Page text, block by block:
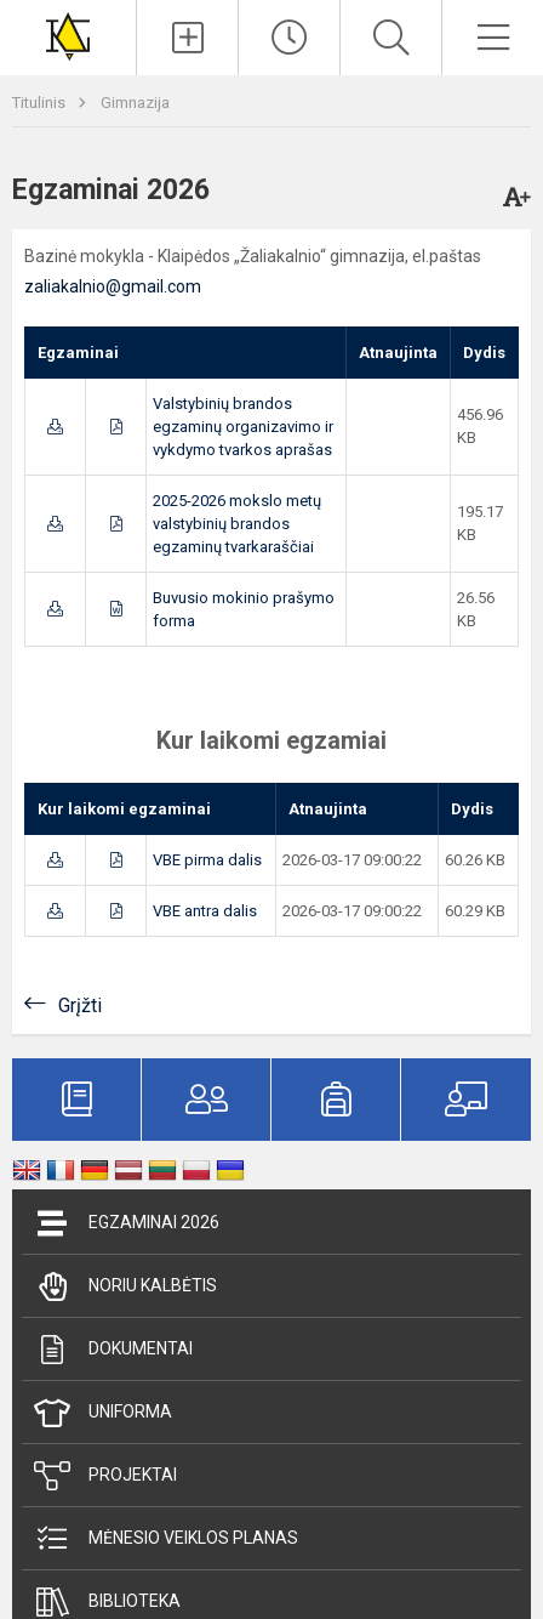
Titulinis Gimnazija
Egzaminai 2026
Bazinė mokykla - Klaipėdos „Žaliakalnio“ gimnazija, el.paštas
zaliakalnio@gmail.com
Egzaminai Atnaujinta Dydis
Valstybinių brandos
egzaminų organizavimo ir
vykdymo tvarkos aprašas
456.96
KB
2025-2026 mokslo metų
valstybinių brandos
egzaminų tvarkaraščiai
195.17
KB
Buvusio mokinio prašymo
forma
26.56
KB
Kur laikomi egzamiai
Kur laikomi egzaminai Atnaujinta Dydis
VBE pirma dalis 2026-03-17 09:00:22 60.26 KB
VBE antra dalis 2026-03-17 09:00:22 60.29 KB
Grįžti
EGZAMINAI 2026
NORIU KALBĖTIS
DOKUMENTAI
UNIFORMA
PROJEKTAI
MĖNESIO VEIKLOS PLANAS
BIBLIOTEKA